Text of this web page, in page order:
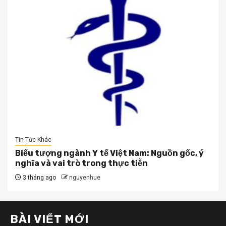
Tin Tức Khác
Biểu tượng ngành Y tế Việt Nam: Nguồn gốc, ý
nghĩa và vai trò trong thực tiễn
3 tháng ago nguyenhue
BÀI VIẾT MỚI